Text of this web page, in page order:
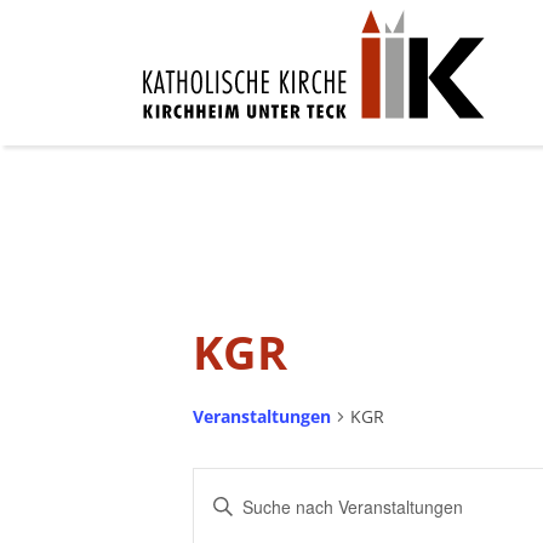
KGR
Veranstaltungen KGR
Veranstaltungen
Suche
Bitte